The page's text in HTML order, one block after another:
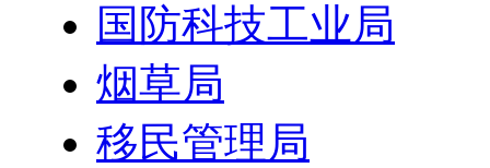
国防科技工业局
烟草局
移民管理局